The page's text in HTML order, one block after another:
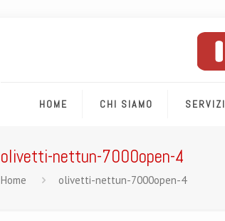
HOME CHI SIAMO SERVIZI
olivetti-nettun-7000open-4
Home olivetti-nettun-7000open-4